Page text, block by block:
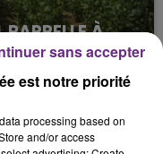
À
DE...
vendange 2026
prévu,
pour rappeler
est notre priorité
processing based on
and/or access
sans accepter